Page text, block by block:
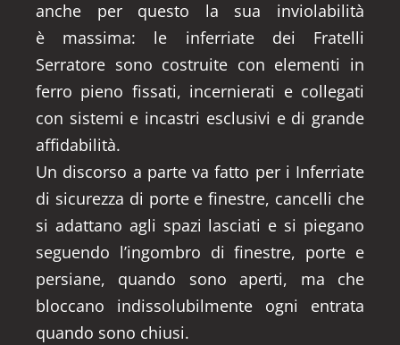
anche per questo la sua inviolabilità
è massima: le inferriate dei Fratelli
Serratore sono costruite con elementi in
ferro pieno fissati, incernierati e collegati
con sistemi e incastri esclusivi e di grande
affidabilità.
Un discorso a parte va fatto per i Inferriate
di sicurezza di porte e finestre, cancelli che
si adattano agli spazi lasciati e si piegano
seguendo l’ingombro di finestre, porte e
persiane, quando sono aperti, ma che
bloccano indissolubilmente ogni entrata
quando sono chiusi.